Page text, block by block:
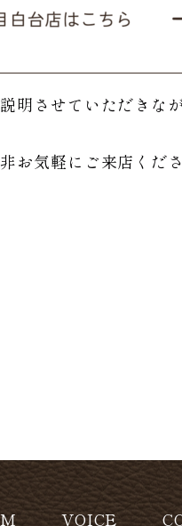
明させていただきな
お気軽にご来店くださ
VOICE